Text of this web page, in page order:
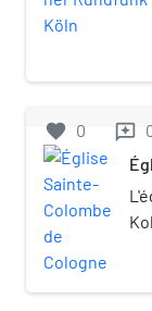
favorite 0 reviews